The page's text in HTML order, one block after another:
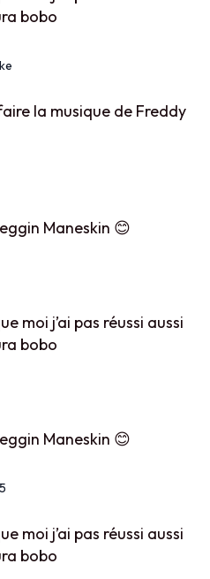
bobo
la musique de Freddy
Maneskin 😊
moi j’ai pas réussi aussi
bobo
Maneskin 😊
moi j’ai pas réussi aussi
bobo